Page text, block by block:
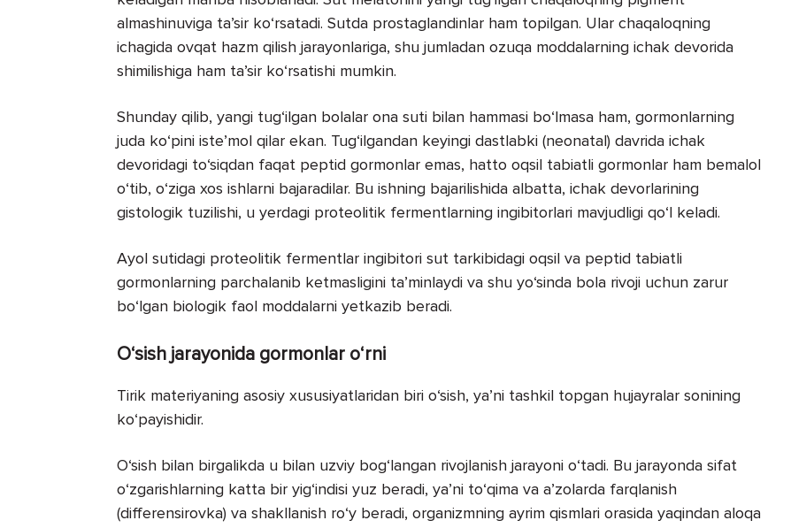
almashinuviga ta’sir ko‘rsatadi. Sutda prostaglandinlar ham topilgan. Ular chaqaloqning
ichagida ovqat hazm qilish jarayonlariga, shu jumladan ozuqa moddalarning ichak devorida
shimilishiga ham ta’sir ko‘rsatishi mumkin.
Shunday qilib, yangi tug‘ilgan bolalar ona suti bilan hammasi bo‘lmasa ham, gormonlarning
juda ko‘pini iste’mol qilar ekan. Tug‘ilgandan keyingi dastlabki (neonatal) davrida ichak
devoridagi to‘siqdan faqat peptid gormonlar emas, hatto oqsil tabiatli gormonlar ham bemalol
o‘tib, o‘ziga xos ishlarni bajaradilar. Bu ishning bajarilishida albatta, ichak devorlarining
gistologik tuzilishi, u yerdagi proteolitik fermentlarning ingibitorlari mavjudligi qo‘l keladi.
Ayol sutidagi proteolitik fermentlar ingibitori sut tarkibidagi oqsil va peptid tabiatli
gormonlarning parchalanib ketmasligini ta’minlaydi va shu yo‘sinda bola rivoji uchun zarur
bo‘lgan biologik faol moddalarni yetkazib beradi.
O‘sish jarayonida gormonlar o‘rni
Tirik materiyaning asosiy xususiyatlaridan biri o‘sish, ya’ni tashkil topgan hujayralar sonining
ko‘payishidir.
O‘sish bilan birgalikda u bilan uzviy bog‘langan rivojlanish jarayoni o‘tadi. Bu jarayonda sifat
o‘zgarishlarning katta bir yig‘indisi yuz beradi, ya’ni to‘qima va a’zolarda farqlanish
(differensirovka) va shakllanish ro‘y beradi, organizmning ayrim qismlari orasida yaqindan aloqa